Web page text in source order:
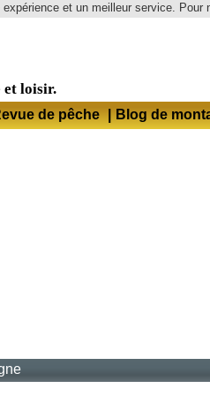
et un meilleur service.
et loisir.
de pêche | Blog de